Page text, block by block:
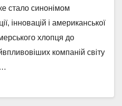
стало синонімом
інновацій і американської
хлопця до
компаній світу